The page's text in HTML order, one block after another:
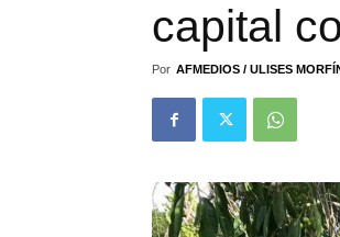
capital
Por AFMEDIOS / ULISES